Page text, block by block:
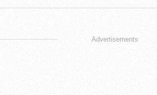
Advertisements